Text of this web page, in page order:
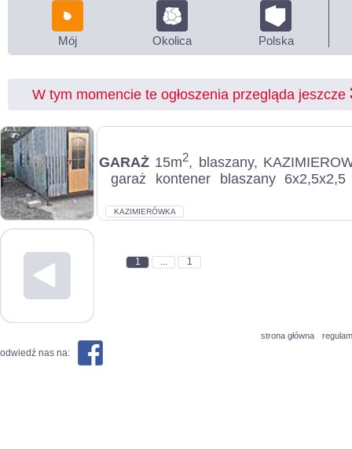
Mój Okolica Polska
W tym momencie te ogłoszenia przegląda jeszcze
GARAŻ 15m2, blaszany,
garaż kontener blaszany
KAZIMIERÓWKA
1 ... 1
strona główna
odwiedź nas na: